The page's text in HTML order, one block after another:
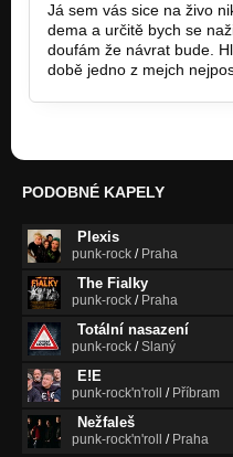
Já sem vás sice na živo
dema a určitě bych se
doufám že návrat bude.
době jedno z mejch
PODOBNÉ KAPELY
Plexis
punk-rock / Praha
The Fialky
punk-rock / Praha
Totální nasazení
punk-rock /Slaný
E!E
punk-rock'n'roll / Příbram
Nežfaleš
punk-rock'n'roll / Praha